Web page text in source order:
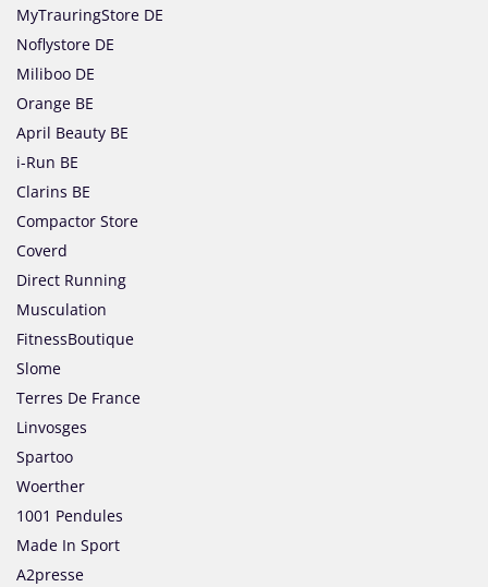
MyTrauringStore DE
Noflystore DE
Miliboo DE
Orange BE
April Beauty BE
i-Run BE
Clarins BE
Compactor Store
Coverd
Direct Running
Musculation
FitnessBoutique
Slome
Terres De France
Linvosges
Spartoo
Woerther
1001 Pendules
Made In Sport
A2presse